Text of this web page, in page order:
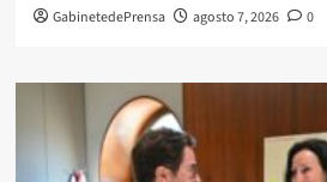
GabinetedePrensa agosto 7, 2026 0